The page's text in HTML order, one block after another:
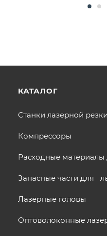
КАТАЛОГ
Станки лазерной резки
Компрессоры
Расходные материалы
Запасные части для
Лазерные головы
Оптоволоконные